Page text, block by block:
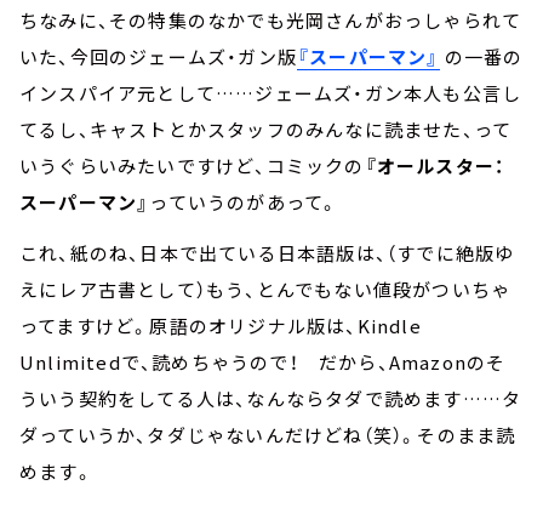
ちなみに、その特集のなかでも光岡さんがおっしゃられて
いた、今回のジェームズ・ガン版『スーパーマン』 の一番の
インスパイア元として……ジェームズ・ガン本人も公言し
てるし、キャストとかスタッフのみんなに読ませた、って
いうぐらいみたいですけど、コミックの 『オールスター：
スーパーマン』 っていうのがあって。
これ、紙のね、日本で出ている日本語版は、（すでに絶版ゆ
えにレア古書として）もう、とんでもない値段がついちゃ
ってますけど。原語のオリジナル版は、Kindle
Unlimitedで、読めちゃうので！ だから、Amazonのそ
ういう契約をしてる人は、なんならタダで読めます……タ
ダっていうか、タダじゃないんだけどね（笑）。そのまま読
めます。